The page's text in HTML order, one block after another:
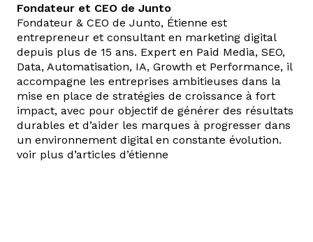
Fondateur et CEO de Junto
Fondateur & CEO de Junto, Étienne est
entrepreneur et consultant en marketing digital
depuis plus de 15 ans. Expert en Paid Media, SEO,
Data, Automatisation, IA, Growth et Performance, il
accompagne les entreprises ambitieuses dans la
mise en place de stratégies de croissance à fort
impact, avec pour objectif de générer des résultats
durables et d’aider les marques à progresser dans
un environnement digital en constante évolution.
voir plus d’articles d’étienne